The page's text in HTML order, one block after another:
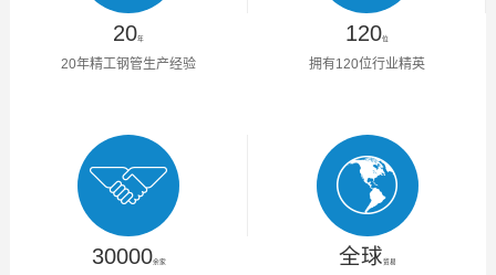
20年
20年精工钢管生产经验
120位
拥有120位行业精英
30000余家 全球贸易